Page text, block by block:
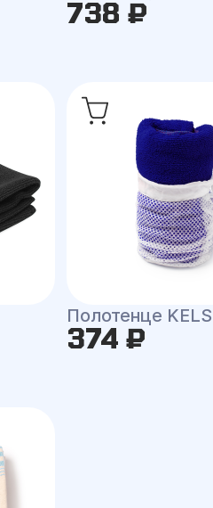
738 ₽
Полотенце
374 ₽